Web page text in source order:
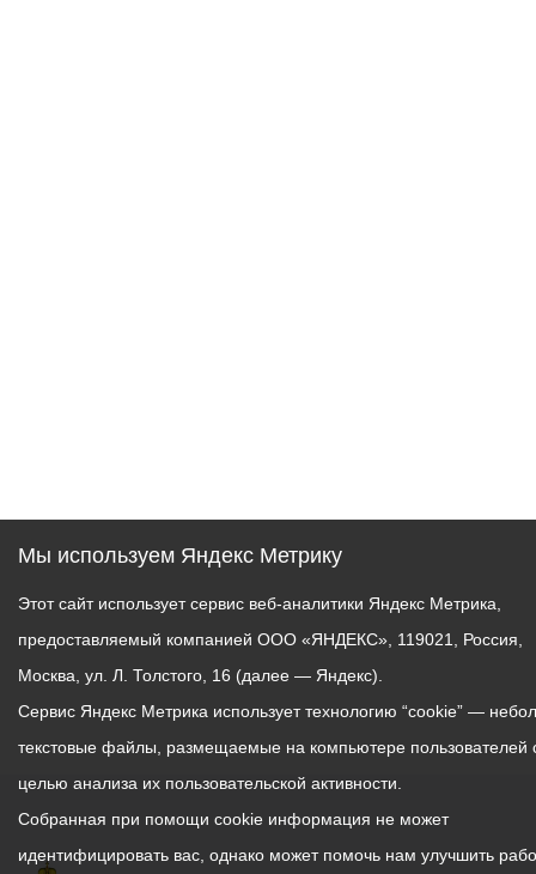
Мы используем Яндекс Метрику
Этот сайт использует сервис веб-аналитики Яндекс Метрика,
предоставляемый компанией ООО «ЯНДЕКС», 119021, Россия,
Москва, ул. Л. Толстого, 16 (далее — Яндекс).
Сервис Яндекс Метрика использует технологию “cookie” —
текстовые файлы, размещаемые на компьютере пользователей
целью анализа их пользовательской активности.
Собранная при помощи cookie информация не может
идентифицировать вас, однако может помочь нам улучшить